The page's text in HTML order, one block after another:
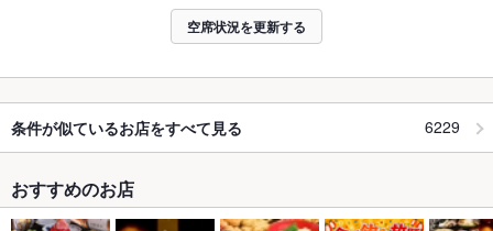
空席状況を更新する
条件が似ているお店をすべて見る 6229
おすすめのお店